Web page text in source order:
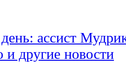
день: ассист
другие новости